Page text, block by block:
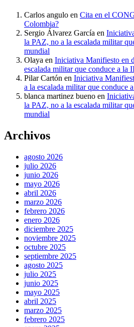
Carlos angulo en Cita en el
Colombia?
Sergio Álvarez García en
la PAZ, no a la escalada militar
mundial
Olaya en Iniciativa Manifiesto en
escalada militar que conduce a la
Pilar Cartón en Iniciativa
a la escalada militar que conduce
blanca martinez bueno en
la PAZ, no a la escalada militar
mundial
Archivos
agosto 2026
julio 2026
junio 2026
mayo 2026
abril 2026
marzo 2026
febrero 2026
enero 2026
diciembre 2025
noviembre 2025
octubre 2025
septiembre 2025
agosto 2025
julio 2025
junio 2025
mayo 2025
abril 2025
marzo 2025
febrero 2025